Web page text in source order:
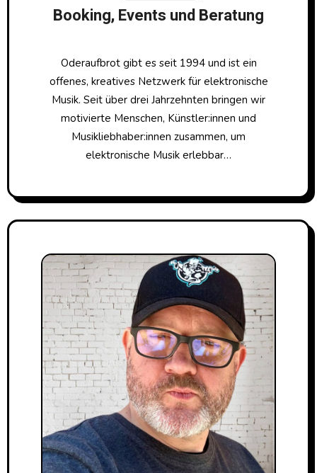
Booking, Events und Beratung
Oderaufbrot gibt es seit 1994 und ist ein
offenes, kreatives Netzwerk für elektronische
Musik. Seit über drei Jahrzehnten bringen wir
motivierte Menschen, Künstler:innen und
Musikliebhaber:innen zusammen, um
elektronische Musik erlebbar…